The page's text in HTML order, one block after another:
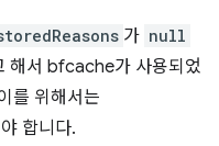
가 null
해서 bfcache가 사용되었
를 위해서는
합니다.